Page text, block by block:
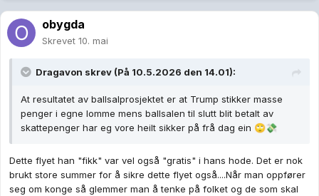
https://www.nettavisen.no/nyheter/trumps-ballsal-
forfengelighet-kan-koste-usa-mer-enn-10-milliarder-
kroner/s/5-95-3029159
obygda
Skrevet 10. mai
Dragavon skrev (På 10.5.2026 den 14.01):
At resultatet av ballsalprosjektet er at Trump stikker masse
penger i egne lomme mens ballsalen til slutt blit betalt av
skattepenger har eg vore heilt sikker på frå dag ein 🙄💸
Dette flyet han "fikk" var vel også "gratis" i hans hode. Det er nok
brukt store summer for å sikre dette flyet også....Når man oppfører
seg om konge så glemmer man å tenke på folket og de som skal